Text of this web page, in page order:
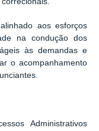
aos esforços
na condução dos
às demandas e
o acompanhamento
Administrativos